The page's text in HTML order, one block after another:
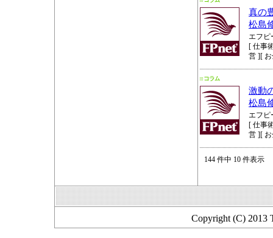
真の
松島
エフピ
[ 仕事
営 ][
激動
松島
エフピ
[ 仕事
営 ][
144 件中 10 件表示
Copyright (C) 2013